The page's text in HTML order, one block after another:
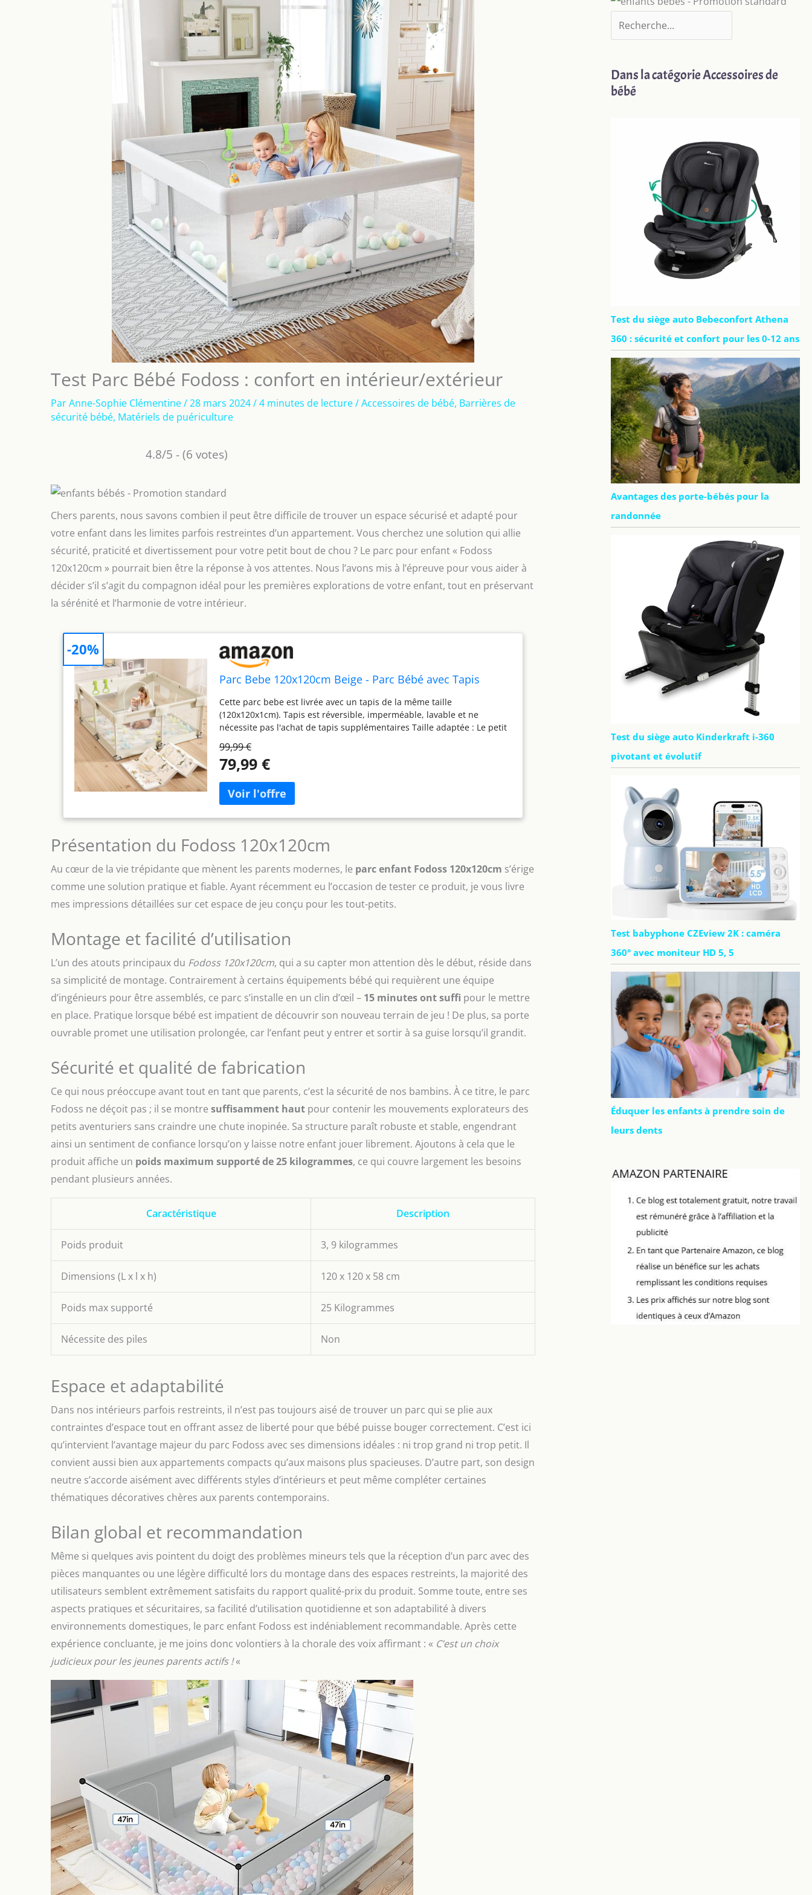
Test Parc Bébé Fodoss : confort en intérieur/extérieur
ParAnne-Sophie Clémentine/28 mars 2024/4 minutes de lecture/Accessoires de bébé, Barrières de
sécurité bébé, Matériels de puériculture
4.8/5 - (6 votes)
Chers parents, nous savons combien il peut être difficile de trouver un espace sécurisé et adapté pour
votre enfant dans les limites parfois restreintes d’un appartement. Vous cherchez une solution qui allie
sécurité, praticité et divertissement pour votre petit bout de chou ? Le parc pour enfant « Fodoss
120x120cm » pourrait bien être la réponse à vos attentes. Nous l’avons mis à l’épreuve pour vous aider à
décider s’il s’agit du compagnon idéal pour les premières explorations de votre enfant, tout en préservant
la sérénité et l’harmonie de votre intérieur.
Parc Bebe 120x120cm Beige - Parc Bébé avec Tapis
Cette parc bebe est livrée avec un tapis de la même taille
(120x120x1cm). Tapis est réversible, imperméable, lavable et ne
nécessite pas l'achat de tapis supplémentaires Taille adaptée : Le petit
plus facile car votre bébé y est protégé, ce qui est parfait pour les petits
appartements et les salles de séjour Matériaux sûrs : Nous utilisons
à l'usure et respirant, la couverture supérieure du tissu à l'intérieur de
l'éponge, douce et plate après l'installation, peut jouer un bon rôle
d'amortissement dans les chocs quotidiens du bébé Puissant : Avec
parents peuvent voir à travers le filet tous les mouvements du bébé et
se sentir rassurés, le bébé se sentira également en sécurité parce qu'il
peut voir les parents aussi Tranquillité d'esprit : Le montage et le
vous avez des questions ou des suggestions, n'hésitez pas à nous en
faire part. Nous sommes sincèrement soucieux de la satisfaction de nos
99,99 €
79,99 €
-20%
Présentation du Fodoss 120x120cm
Au cœur de la vie trépidante que mènent les parents modernes, le parc enfant Fodoss 120x120cm s’érige
comme une solution pratique et fiable. Ayant récemment eu l’occasion de tester ce produit, je vous livre
mes impressions détaillées sur cet espace de jeu conçu pour les tout-petits.
Montage et facilité d’utilisation
L’un des atouts principaux du Fodoss 120x120cm, qui a su capter mon attention dès le début, réside dans
sa simplicité de montage. Contrairement à certains équipements bébé qui requièrent une équipe
d’ingénieurs pour être assemblés, ce parc s’installe en un clin d’œil – 15 minutes ont suffi pour le mettre
en place. Pratique lorsque bébé est impatient de découvrir son nouveau terrain de jeu ! De plus, sa porte
ouvrable promet une utilisation prolongée, car l’enfant peut y entrer et sortir à sa guise lorsqu’il grandit.
Sécurité et qualité de fabrication
Ce qui nous préoccupe avant tout en tant que parents, c’est la sécurité de nos bambins. À ce titre, le parc
Fodoss ne déçoit pas ; il se montre suffisamment haut pour contenir les mouvements explorateurs des
petits aventuriers sans craindre une chute inopinée. Sa structure paraît robuste et stable, engendrant
ainsi un sentiment de confiance lorsqu’on y laisse notre enfant jouer librement. Ajoutons à cela que le
produit affiche un poids maximum supporté de 25 kilogrammes, ce qui couvre largement les besoins
pendant plusieurs années.
Caractéristique Description
Poids produit 3, 9 kilogrammes
Dimensions (L x l x h) 120 x 120 x 58 cm
Poids max supporté 25 Kilogrammes
Nécessite des piles Non
Espace et adaptabilité
Dans nos intérieurs parfois restreints, il n’est pas toujours aisé de trouver un parc qui se plie aux
contraintes d’espace tout en offrant assez de liberté pour que bébé puisse bouger correctement. C’est ici
qu’intervient l’avantage majeur du parc Fodoss avec ses dimensions idéales : ni trop grand ni trop petit. Il
convient aussi bien aux appartements compacts qu’aux maisons plus spacieuses. D’autre part, son design
neutre s’accorde aisément avec différents styles d’intérieurs et peut même compléter certaines
thématiques décoratives chères aux parents contemporains.
Bilan global et recommandation
Même si quelques avis pointent du doigt des problèmes mineurs tels que la réception d’un parc avec des
pièces manquantes ou une légère difficulté lors du montage dans des espaces restreints, la majorité des
utilisateurs semblent extrêmement satisfaits du rapport qualité-prix du produit. Somme toute, entre ses
aspects pratiques et sécuritaires, sa facilité d’utilisation quotidienne et son adaptabilité à divers
environnements domestiques, le parc enfant Fodoss est indéniablement recommandable. Après cette
expérience concluante, je me joins donc volontiers à la chorale des voix affirmant : « C’est un choix
judicieux pour les jeunes parents actifs !«
Dans la catégorie Accessoires de
bébé
Test du siège auto Bebeconfort Athena
360 : sécurité et confort pour les 0-12 ans
Avantages des porte-bébés pour la
randonnée
Test du siège auto Kinderkraft i-360
pivotant et évolutif
Test babyphone CZEview 2K : caméra
360° avec moniteur HD 5, 5
Éduquer les enfants à prendre soin de
leurs dents